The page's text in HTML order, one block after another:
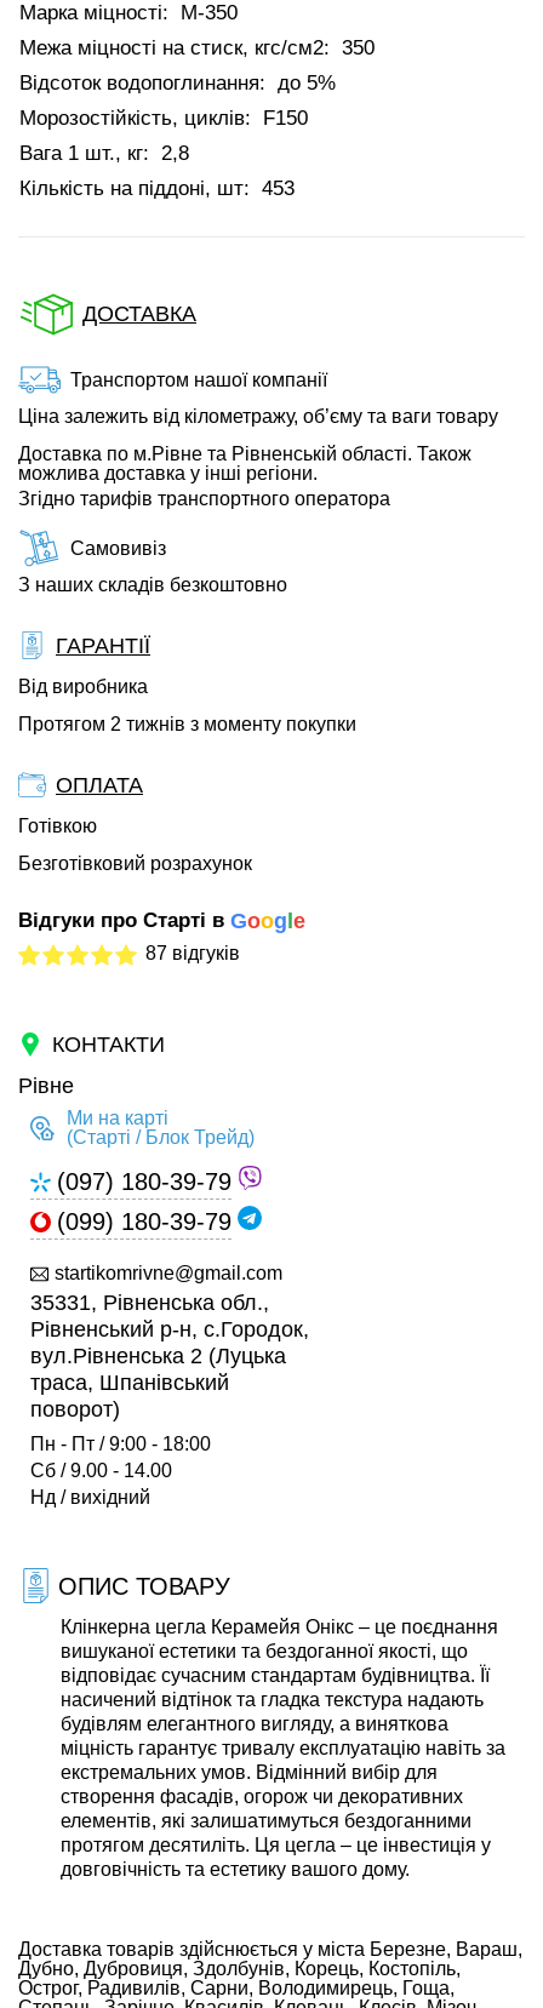
Марка міцності:
М-350
Межа міцності на стиск, кгс/см2: 350
Відсоток водопоглинання: до 5%
Морозостійкість, циклів:
F150
Вага 1 шт., кг: 2,8
Кількість на піддоні, шт: 453
ДОСТАВКА
Транспортом нашої компанії
Ціна залежить від кілометражу, об’єму та ваги товару
Доставка по м.Рівне та Рівненській області. Також
можлива доставка у інші регіони.
Згідно тарифів транспортного оператора
Самовивіз
З наших складів безкоштовно
ГАРАНТІЇ
Від виробника
Протягом 2 тижнів з моменту покупки
ОПЛАТА
Готівкою
Безготівковий розрахунок
Відгуки про Старті в Goog e
87 відгуків
КОНТАКТИ
Рівне
Ми на карті
(Старті / Блок Трейд)
(097) 180-39-79
(099) 180-39-79
startikomrivne@gmail.com
35331, Рівненська обл.,
Рівненський р-н, с.Городок,
вул.Рівненська 2 (Луцька
траса, Шпанівський
поворот)
Пн - Пт / 9:00 - 18:00
Сб / 9.00 - 14.00
Нд / вихідний
ОПИС ТОВАРУ
Клінкерна цегла Керамейя Онікс – це поєднання
вишуканої естетики та бездоганної якості, що
відповідає сучасним стандартам будівництва. Її
насичений відтінок та гладка текстура надають
будівлям елегантного вигляду, а виняткова
міцність гарантує тривалу експлуатацію навіть за
екстремальних умов. Відмінний вибір для
створення фасадів, огорож чи декоративних
елементів, які залишатимуться бездоганними
протягом десятиліть. Ця цегла – це інвестиція у
довговічність та естетику вашого дому.
Доставка товарів здійснюється у міста Березне, Вараш,
Дубно, Дубровиця, Здолбунів, Корець, Костопіль,
Острог, Радивилів, Сарни, Володимирець, Гоща,